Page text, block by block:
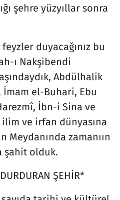
şehre yüzyıllar sonra
duyacağınız bu
ı Nakşibendi
Abdülhalik
el-Buhari, Ebu
İbn-i Sina ve
ve irfan dünyasına
Meydanında zamanıın
şahit olduk.
ŞEHİR*